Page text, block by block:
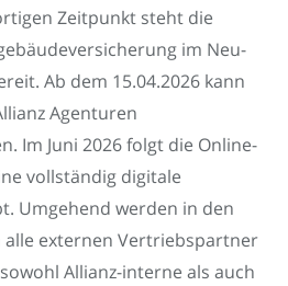
Zeitpunkt steht die
im Neu-
Ab dem 15.04.2026 kann
Agenturen
Im Juni 2026 folgt die Online-
vollständig digitale
Umgehend werden in den
alle externen Vertriebspartner
Allianz-interne als auch